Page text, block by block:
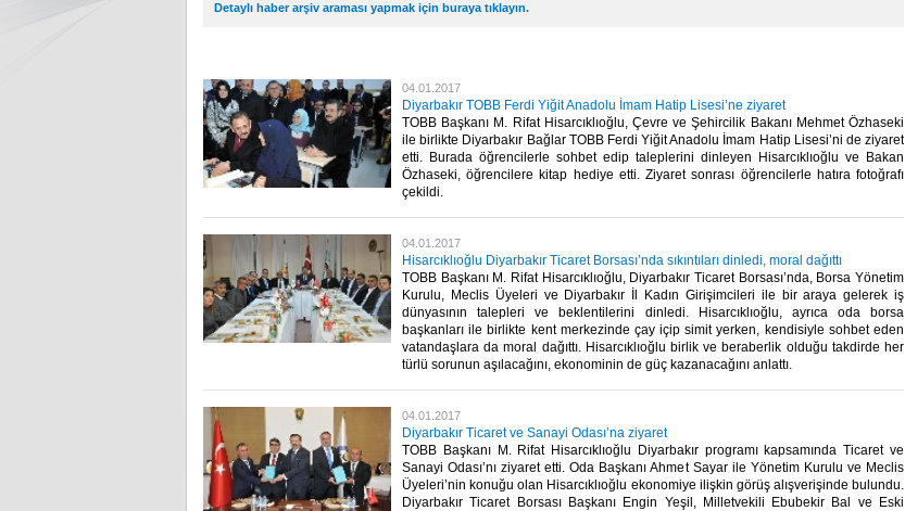
Detaylı haber arşiv araması yapmak için buraya tıklayın.
04.01.2017
Diyarbakır TOBB Ferdi Yiğit Anadolu İmam Hatip Lisesi’ne ziyaret
TOBB Başkanı M. Rifat Hisarcıklıoğlu, Çevre ve Şehircilik Bakanı Mehmet Özhaseki
ile birlikte Diyarbakır Bağlar TOBB Ferdi Yiğit Anadolu İmam Hatip Lisesi’ni de ziyaret
etti. Burada öğrencilerle sohbet edip taleplerini dinleyen Hisarcıklıoğlu ve Bakan
Özhaseki, öğrencilere kitap hediye etti. Ziyaret sonrası öğrencilerle hatıra fotoğrafı
çekildi.​
04.01.2017
Hisarcıklıoğlu Diyarbakır Ticaret Borsası’nda sıkıntıları dinledi, moral dağıttı
TOBB Başkanı M. Rifat Hisarcıklıoğlu, Diyarbakır Ticaret Borsası’nda, Borsa Yönetim
Kurulu, Meclis Üyeleri ve Diyarbakır İl Kadın Girişimcileri ile bir araya gelerek iş
dünyasının talepleri ve beklentilerini dinledi. Hisarcıklıoğlu, ayrıca oda borsa
başkanları ile birlikte kent merkezinde çay içip simit yerken, kendisiyle sohbet eden
vatandaşlara da moral dağıttı. Hisarcıklıoğlu birlik ve beraberlik olduğu takdirde her
türlü sorunun aşılacağını, ekonominin de güç kazanacağını anlattı.​
04.01.2017
Diyarbakır Ticaret ve Sanayi Odası’na ziyaret
TOBB Başkanı M. Rifat Hisarcıklıoğlu Diyarbakır programı kapsamında Ticaret ve
Sanayi Odası’nı ziyaret etti. Oda Başkanı Ahmet Sayar ile Yönetim Kurulu ve Meclis
Üyeleri’nin konuğu olan Hisarcıklıoğlu ekonomiye ilişkin görüş alışverişinde bulundu.
Diyarbakır Ticaret Borsası Başkanı Engin Yeşil, Milletvekili Ebubekir Bal ve Eski